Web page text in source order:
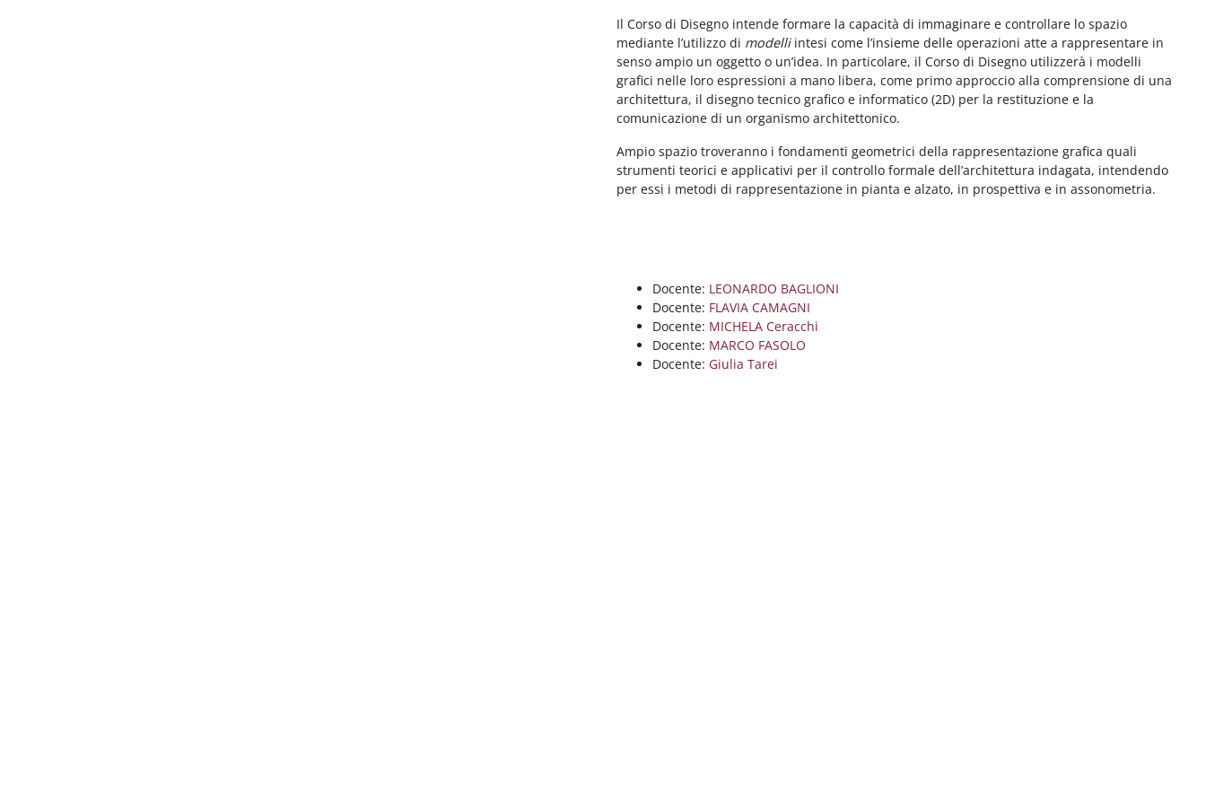
Il Corso di Disegno intende formare la capacità di immaginare e controllare lo spazio
mediante l’utilizzo di modelliintesi come l’insieme delle operazioni atte a rappresentare in
senso ampio un oggetto o un’idea. In particolare, il Corso di Disegno utilizzerà i modelli
grafici nelle loro espressioni a mano libera, come primo approccio alla comprensione di una
architettura, il disegno tecnico grafico e informatico (2D) per la restituzione e la
comunicazione di un organismo architettonico.
Ampio spazio troveranno i fondamenti geometrici della rappresentazione grafica quali
strumenti teorici e applicativi per il controllo formale dell’architettura indagata, intendendo
per essi i metodi di rappresentazione in pianta e alzato, in prospettiva e in assonometria.
Docente: LEONARDO BAGLIONI
Docente: FLAVIA CAMAGNI
Docente: MICHELA Ceracchi
Docente: MARCO FASOLO
Docente: Giulia Tarei